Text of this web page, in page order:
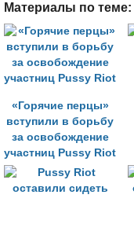
Материалы по теме:
«Горячие перцы»
вступили в борьбу
за освобождение
участниц Pussy Riot